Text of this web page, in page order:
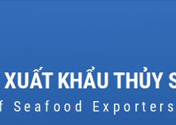
KHẨU THỦY